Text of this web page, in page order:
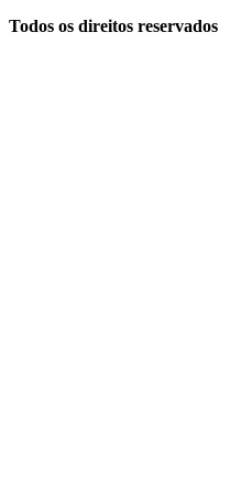
Todos os direitos reservados